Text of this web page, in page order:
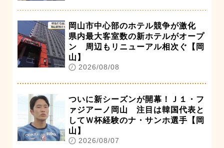
岡山市中心部のホテル競争が激化
県内最大客室数の新ホテルがオープ
ン 周辺もリニューアル相次ぐ【岡
山】
2026/08/08
ついに新シーズンが開幕！Ｊ１・フ
ァジアーノ岡山 注目は韓国代表と
してＷ杯経験のナ・サンホ選手【岡
山】
2026/08/07